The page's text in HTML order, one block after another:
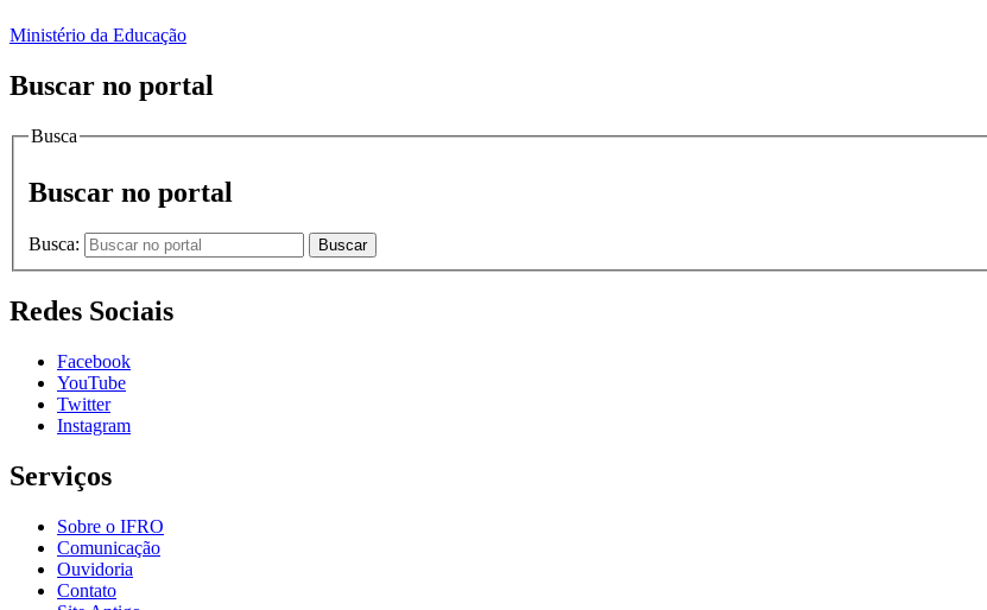
Ministério da Educação
Buscar no portal
Busca
Buscar no portal
Busca: Buscar
Redes Sociais
Facebook
YouTube
Twitter
Instagram
Serviços
Sobre o IFRO
Comunicação
Ouvidoria
Contato